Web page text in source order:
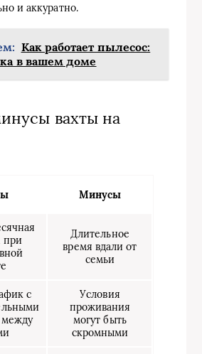
и аккуратно.
Как работает пылесос:
в вашем доме
вахты на
Минусы
при
Длительное
время вдали от
семьи
с
между
Условия
проживания
могут быть
скромными